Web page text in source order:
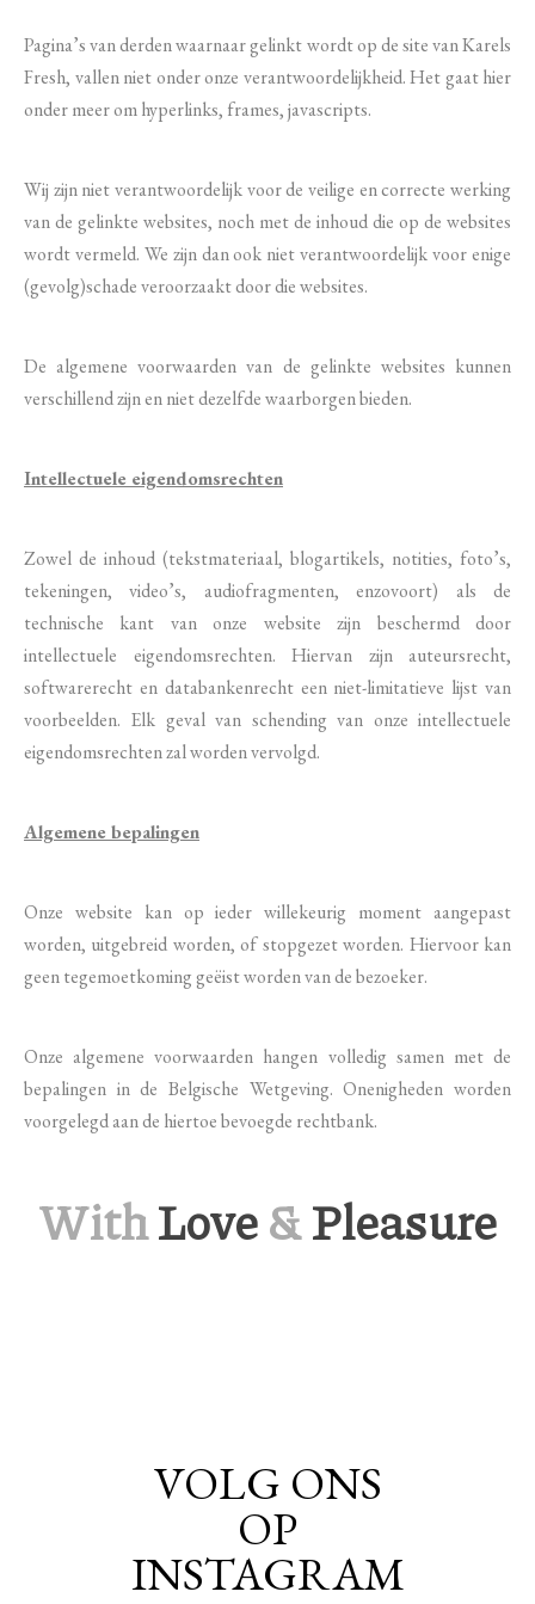
Pagina’s van derden waarnaar gelinkt wordt op de site van Karels
Fresh, vallen niet onder onze verantwoordelijkheid. Het gaat hier
onder meer om hyperlinks, frames, javascripts.
Wij zijn niet verantwoordelijk voor de veilige en correcte werking
van de gelinkte websites, noch met de inhoud die op de websites
wordt vermeld. We zijn dan ook niet verantwoordelijk voor enige
(gevolg)schade veroorzaakt door die websites.
De algemene voorwaarden van de gelinkte websites kunnen
verschillend zijn en niet dezelfde waarborgen bieden.
Intellectuele eigendomsrechten
Zowel de inhoud (tekstmateriaal, blogartikels, notities, foto’s,
tekeningen, video’s, audiofragmenten, enzovoort) als de
technische kant van onze website zijn beschermd door
intellectuele eigendomsrechten. Hiervan zijn auteursrecht,
softwarerecht en databankenrecht een niet-limitatieve lijst van
voorbeelden. Elk geval van schending van onze intellectuele
eigendomsrechten zal worden vervolgd.
Algemene bepalingen
Onze website kan op ieder willekeurig moment aangepast
worden, uitgebreid worden, of stopgezet worden. Hiervoor kan
geen tegemoetkoming geëist worden van de bezoeker.
Onze algemene voorwaarden hangen volledig samen met de
bepalingen in de Belgische Wetgeving. Onenigheden worden
voorgelegd aan de hiertoe bevoegde rechtbank.
WithLove&Pleasure
VOLG ONS
OP
INSTAGRAM